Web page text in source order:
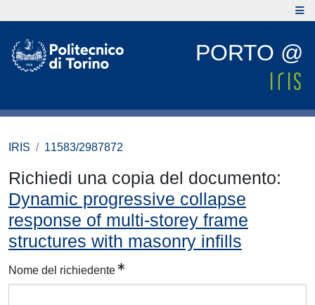
PORTO @
IRIS 11583/2987872
Richiedi una copia del documento:
Dynamic progressive collapse
response of multi-storey frame
structures with masonry infills
Nome del richiedente